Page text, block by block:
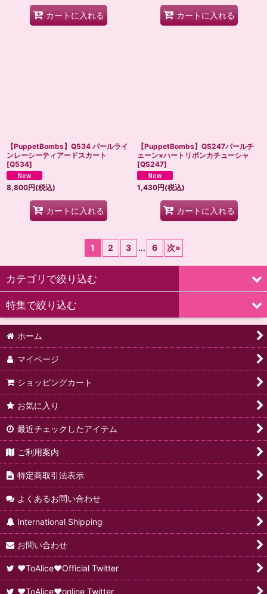
カートに入れる カートに入れる
【PuppetBombs】Q534 パールライ
ンレーシーティアードスカート
[Q534]
8,800円(税込)
カートに入れる
【PuppetBombs】QS247パールチ
ェーン×ハートリボンカチューシャ
[QS247]
1,430円(税込)
カートに入れる
1 2 3 ... 6 次»
カテゴリで絞り込む
福袋/HAPPY BAG
セット商品
ワンピース
ドレス
サロペットスカート/パンツ
ブラウス/シャツ
ジャージ/パーカー/トレーナー
トップス/インナー
スカート/スカパン
パンツ
特集で絞り込む
【ToAlice Summer】
【ToAlice Chocolate Series】
【今週の新作商品】
【再販売予約商品】
【予約商品:11月上旬入荷予定】
【予約商品:11月下旬入荷予定】
【予約商品:12月上旬入荷予定】
【予約商品:2月中旬入荷予定】
ホーム
マイページ
ショッピングカート
お気に入り
最近チェックしたアイテム
ご利用案内
特定商取引法表示
よくあるお問い合わせ
International Shipping
お問い合わせ
♥ToAlice♥Official Twitter
♥ToAlice♥online Twitter